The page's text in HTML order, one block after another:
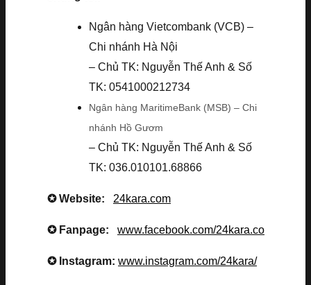
Ngân hàng Vietcombank (VCB) –
Chi nhánh Hà Nội
– Chủ TK: Nguyễn Thế Anh & Số
TK: 0541000212734
Ngân hàng MaritimeBank (MSB) – Chi
nhánh Hồ Gươm
– Chủ TK: Nguyễn Thế Anh & Số
TK: 036.010101.68866
✪ Website: 24kara.com
✪ Fanpage: www.facebook.com/24kara.co
✪ Instagram: www.instagram.com/24kara/